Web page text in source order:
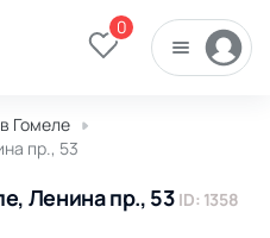
0
Гомеле
пр., 53
Ленина пр., 53 ID: 1358